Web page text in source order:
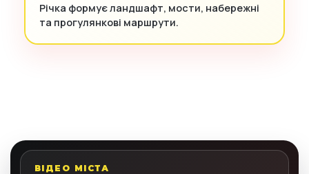
Річка формує ландшафт, мости, набережні
та прогулянкові маршрути.
ВІДЕО МІСТА